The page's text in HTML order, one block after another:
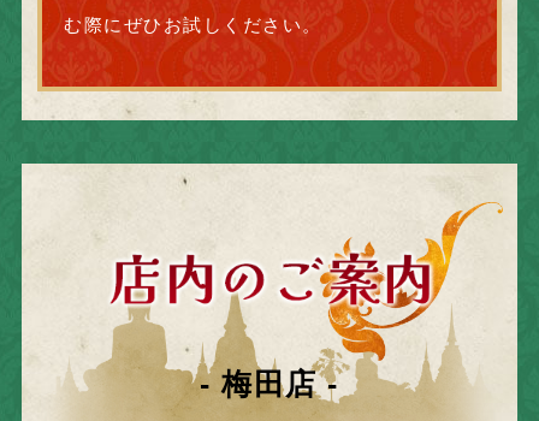
む際にぜひお試しください。
- 梅田店 -